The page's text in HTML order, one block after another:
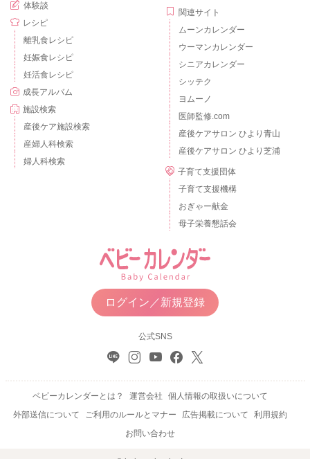
体験談
レシピ
離乳食レシピ
妊娠食レシピ
妊活食レシピ
成長アルバム
施設検索
産後ケア施設検索
産婦人科検索
婦人科検索
関連サイト
ムーンカレンダー
ウーマンカレンダー
シニアカレンダー
シッテク
ヨムーノ
医師監修.com
産後ケアサロン ひより青山
産後ケアサロン ひより芝浦
子育て支援団体
子育て支援機構
おぎゃー献金
母子栄養懇話会
ログイン／新規登録
公式SNS
ベビーカレンダーとは？ 運営会社
個人情報の取扱いについて
外部送信について
ご利用のルールとマナー 広告掲載について
利用規約
お問い合わせ